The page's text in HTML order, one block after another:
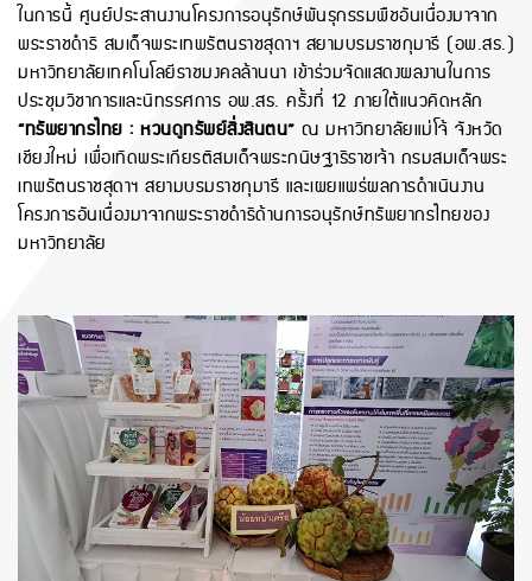
ในการนี้ ศูนย์ประสานงานโครงการอนุรักษ์พันธุกรรมพืชอันเนื่องมาจาก
พระราชดำริ สมเด็จพระเทพรัตนราชสุดาฯ สยามบรมราชกุมารี (อพ.สธ.)
มหาวิทยาลัยเทคโนโลยีราชมงคลล้านนา เข้าร่วมจัดแสดงผลงานในการ
ประชุมวิชาการและนิทรรศการ อพ.สธ. ครั้งที่ 12 ภายใต้แนวคิดหลัก
“ทรัพยากรไทย : หวนดูทรัพย์สิ่งสินตน” ณ มหาวิทยาลัยแม่โจ้ จังหวัด
เชียงใหม่ เพื่อเทิดพระเกียรติสมเด็จพระกนิษฐาธิราชเจ้า กรมสมเด็จพระ
เทพรัตนราชสุดาฯ สยามบรมราชกุมารี และเผยแพร่ผลการดำเนินงาน
โครงการอันเนื่องมาจากพระราชดำริด้านการอนุรักษ์ทรัพยากรไทยของ
มหาวิทยาลัย